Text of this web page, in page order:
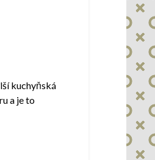
kuchyňská
a je to